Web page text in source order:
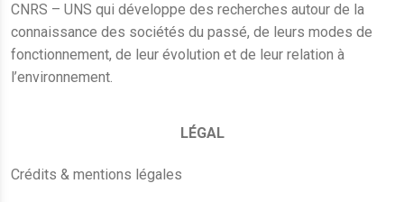
CNRS – UNS qui développe des recherches autour de la
connaissance des sociétés du passé, de leurs modes de
fonctionnement, de leur évolution et de leur relation à
l’environnement.
LÉGAL
Crédits & mentions légales